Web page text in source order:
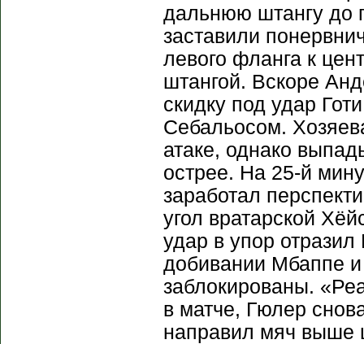
дальнюю штангу до
заставили
левого фланга к
штангой. Вскоре
скидку под удар
Себальосом.
атаке, однако
острее. На 25-й
заработал
угол вратарской
удар в упор
добивании Мбаппе
заблокированы.
в матче, Гюлер
направил мяч выше